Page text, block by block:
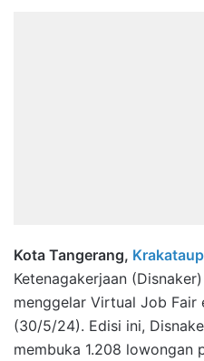
Kota Tangerang,
Ketenagakerjaan
menggelar Virtual Job Fair
(30/5/24). Edisi ini,
membuka 1.208 lowongan